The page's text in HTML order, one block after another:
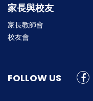
家長與校友
家長教師會
校友會
FOLLOW US